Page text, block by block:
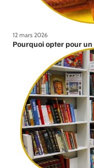
12 mars 2026
Pourquoi opter pour